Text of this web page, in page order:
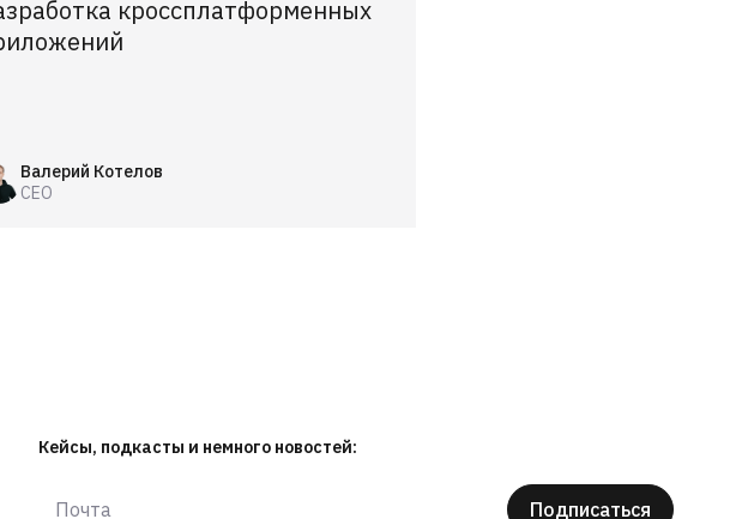
кроссплатформенных
Валерий Котелов
CEO
Кейсы, подкасты и немного новостей:
Подписаться